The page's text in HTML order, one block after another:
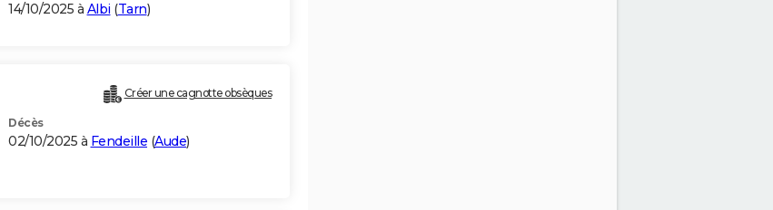
14/10/2025 à Albi (Tarn)
Créer une cagnotte obsèques
Décès
02/10/2025 à Fendeille (Aude)